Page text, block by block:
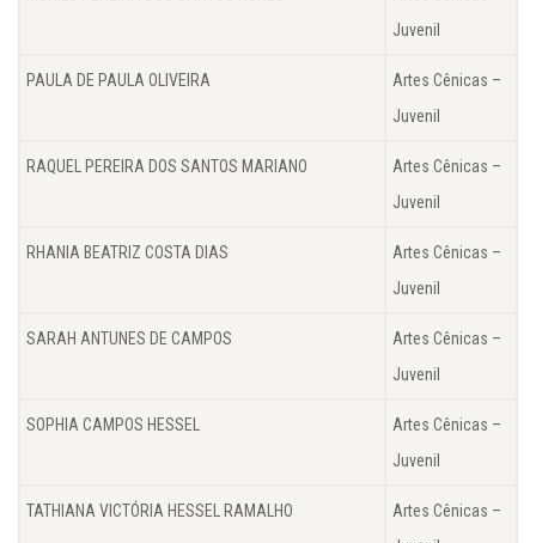
Juvenil
PAULA DE PAULA OLIVEIRA
Artes Cênicas –
Juvenil
RAQUEL PEREIRA DOS SANTOS MARIANO
Artes Cênicas –
Juvenil
RHANIA BEATRIZ COSTA DIAS
Artes Cênicas –
Juvenil
SARAH ANTUNES DE CAMPOS
Artes Cênicas –
Juvenil
SOPHIA CAMPOS HESSEL
Artes Cênicas –
Juvenil
TATHIANA VICTÓRIA HESSEL RAMALHO
Artes Cênicas –